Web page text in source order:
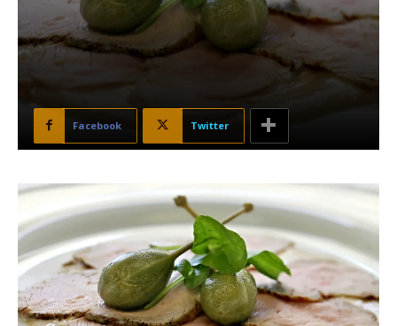
Facebook Twitter